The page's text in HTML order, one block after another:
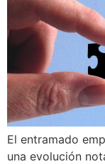
El entramado
una evolución